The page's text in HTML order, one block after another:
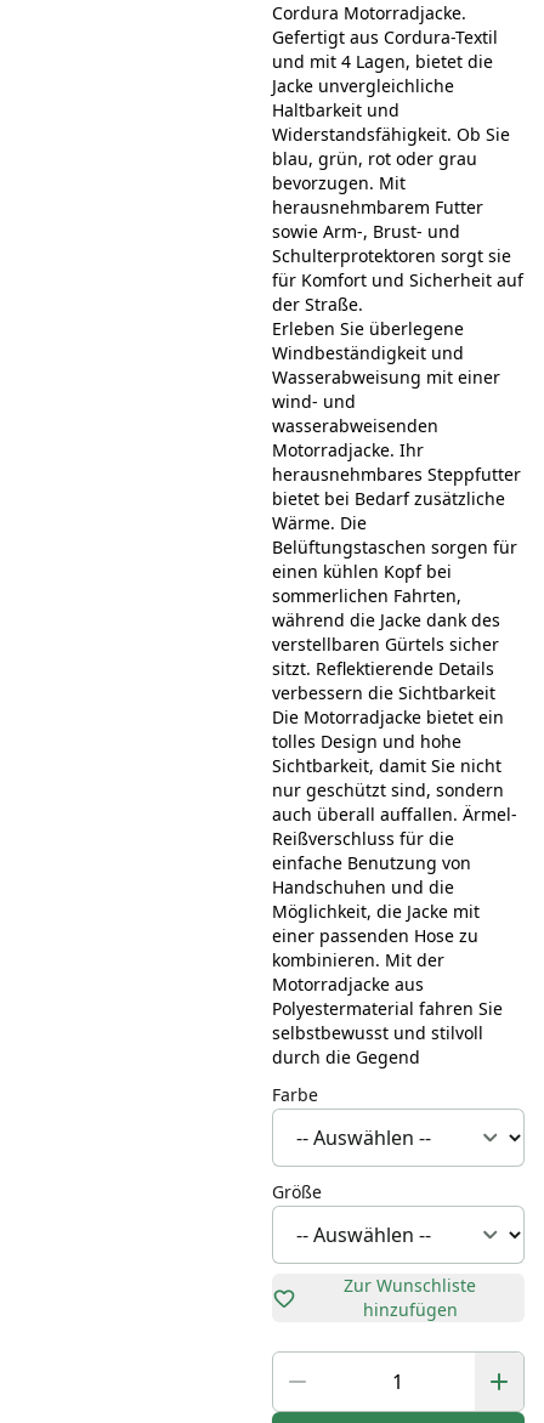
Cordura Motorradjacke.
Gefertigt aus Cordura-Textil
und mit 4 Lagen, bietet die
Jacke unvergleichliche
Haltbarkeit und
Widerstandsfähigkeit. Ob Sie
blau, grün, rot oder grau
bevorzugen. Mit
herausnehmbarem Futter
sowie Arm-, Brust- und
Schulterprotektoren sorgt sie
für Komfort und Sicherheit auf
der Straße.
Erleben Sie überlegene
Windbeständigkeit und
Wasserabweisung mit einer
wind- und
wasserabweisenden
Motorradjacke. Ihr
herausnehmbares Steppfutter
bietet bei Bedarf zusätzliche
Wärme. Die
Belüftungstaschen sorgen für
einen kühlen Kopf bei
sommerlichen Fahrten,
während die Jacke dank des
verstellbaren Gürtels sicher
sitzt. Reflektierende Details
verbessern die Sichtbarkeit
Die Motorradjacke bietet ein
tolles Design und hohe
Sichtbarkeit, damit Sie nicht
nur geschützt sind, sondern
auch überall auffallen. Ärmel-
Reißverschluss für die
einfache Benutzung von
Handschuhen und die
Möglichkeit, die Jacke mit
einer passenden Hose zu
kombinieren. Mit der
Motorradjacke aus
Polyestermaterial fahren Sie
selbstbewusst und stilvoll
durch die Gegend
Farbe
Größe
Zur Wunschliste
hinzufügen